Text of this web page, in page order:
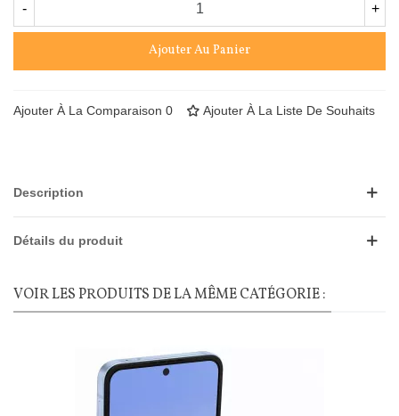
- +
Ajouter Au Panier
Ajouter À La Comparaison 0 Ajouter À La Liste De Souhaits
Description
Détails du produit
VOIR LES PRODUITS DE LA MÊME CATÉGORIE :